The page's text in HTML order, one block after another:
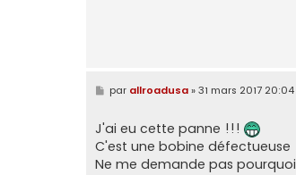
M
e
s
a
g
e
par allroadusa»31 mars 2017 20:04
J'ai eu cette panne !!!
C'est une bobine défectueuse
Ne me demande pas